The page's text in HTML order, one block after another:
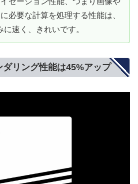
必要な計算を処理する性能は、
速く、きれいです。
リング性能は45%アップ